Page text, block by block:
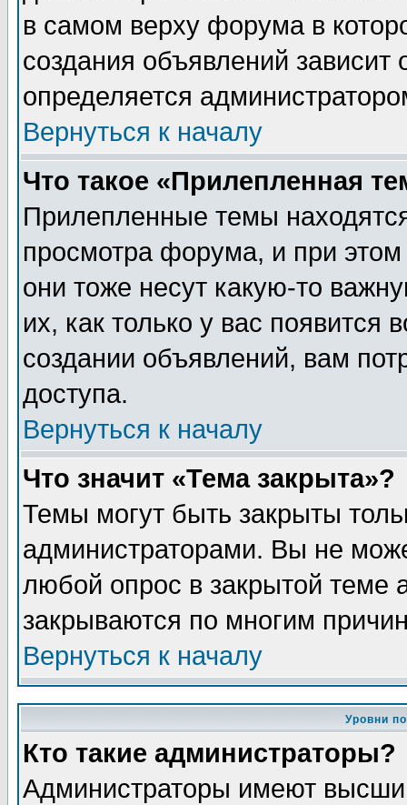
в самом верху форума в
создания объявлений зависит
определяется
Вернуться к началу
Что такое «Прилепленная
Прилепленные темы
просмотра форума, и при
они тоже несут какую-то
их, как только у вас появится
создании объявлений, вам
доступа.
Вернуться к началу
Что значит «Тема закрыта»?
Темы могут быть закрыты
администраторами. Вы не
любой опрос в закрытой теме
закрываются по многим
Вернуться к началу
Уровни
Кто такие администраторы?
Администраторы имеют